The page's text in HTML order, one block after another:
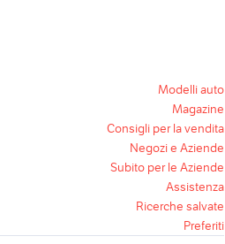
Modelli auto
Magazine
Consigli per la vendita
Negozi e Aziende
Subito per le Aziende
Assistenza
Ricerche salvate
Preferiti